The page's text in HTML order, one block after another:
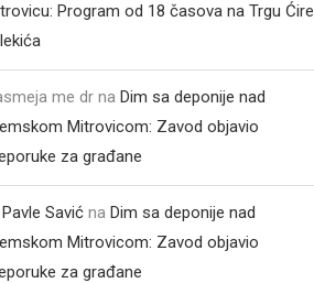
Program od 18 časova na Trgu Ćire
me dr naDim sa deponije nad
Mitrovicom: Zavod objavio
za građane
Savić naDim sa deponije nad
Mitrovicom: Zavod objavio
za građane